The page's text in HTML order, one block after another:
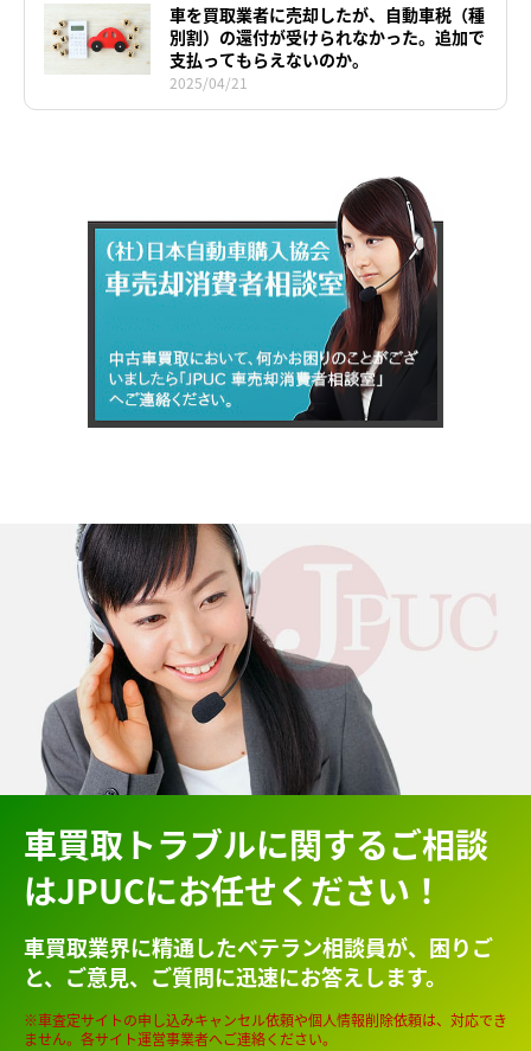
車を買取業者に売却したが、自動車税（種
別割）の還付が受けられなかった。追加で
支払ってもらえないのか。
2025/04/21
車買取トラブルに関するご相談
はJPUCにお任せください！
車買取業界に精通したベテラン相談員が、 困りご
と、ご意見、ご質問に迅速にお答えします。
※車査定サイトの申し込みキャンセル依頼や個人情報削除依頼は、対応でき
ません。各サイト運営事業者へご連絡ください。